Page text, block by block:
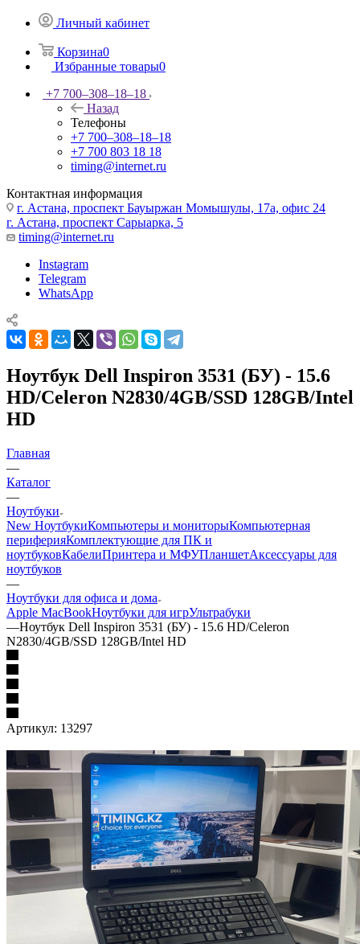
Личный кабинет
Корзина0
Избранные товары0
+7 700‒308‒18‒18
Назад
Телефоны
+7 700‒308‒18‒18
+7 700 803 18 18
timing@internet.ru
Контактная информация
г. Астана, проспект Бауыржан Момышулы, 17а, офис 24
г. Астана, проспект Сарыарка, 5
timing@internet.ru
Instagram
Telegram
WhatsApp
Ноутбук Dell Inspiron 3531 (БУ) - 15.6
HD/Celeron N2830/4GB/SSD 128GB/Intel
HD
Главная
—
Каталог
—
Ноутбуки
New НоутбукиКомпьютеры и мониторыКомпьютерная
периферияКомплектующие для ПК и
ноутбуковКабелиПринтера и МФУПланшетАксессуары для
ноутбуков
—
Ноутбуки для офиса и дома
Apple MacBookНоутбуки для игрУльтрабуки
—Ноутбук Dell Inspiron 3531 (БУ) - 15.6 HD/Celeron
N2830/4GB/SSD 128GB/Intel HD
Артикул: 13297